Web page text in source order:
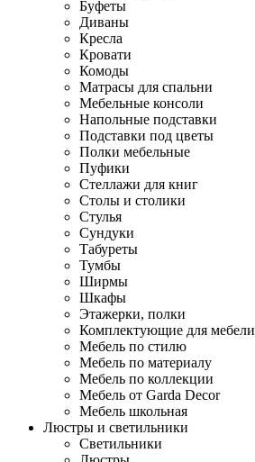
Буфеты
Диваны
Кресла
Кровати
Комоды
Матрасы для спальни
Мебельные консоли
Напольные подставки
Подставки под цветы
Полки мебельные
Пуфики
Стеллажи для книг
Столы и столики
Стулья
Сундуки
Табуреты
Тумбы
Ширмы
Шкафы
Этажерки, полки
Комплектующие для мебели
Мебель по стилю
Мебель по материалу
Мебель по коллекции
Мебель от Garda Decor
Мебель школьная
Люстры и светильники
Светильники